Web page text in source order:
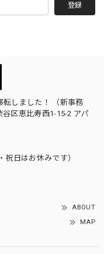
登録
しました！ （新事務
区恵比寿西1-15-2 アパ
祝日はお休みです）
ABOUT
MAP